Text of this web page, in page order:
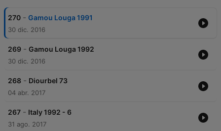
270 - Gamou Louga 1991
30 dic. 2016
269 - Gamou Louga 1992
30 dic. 2016
268 - Diourbel 73
04 abr. 2017
267 - Italy 1992 - 6
31 ago. 2017